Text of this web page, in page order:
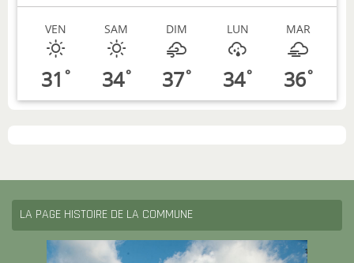
VEN
31 °
SAM
34°
DIM
37°
LUN
34°
MAR
36°
LA PAGE HISTOIRE DE LA COMMUNE